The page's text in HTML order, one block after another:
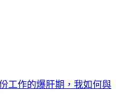
工作的爆肝期，我如何與